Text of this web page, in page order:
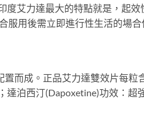
艾力達最大的特點就是，起
服用後需立即進行性生活的場合
而成。正品艾力達雙效片每粒
泊西汀(Dapoxetine)功效：超